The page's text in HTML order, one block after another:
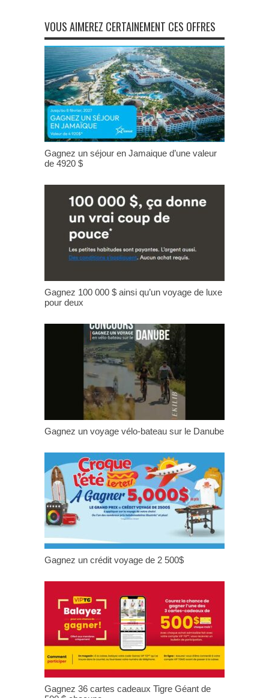
VOUS AIMEREZ CERTAINEMENT CES OFFRES
Gagnez un séjour en Jamaique d’une valeur
de 4920 $
Gagnez 100 000 $ ainsi qu’un voyage de luxe
pour deux
Gagnez un voyage vélo-bateau sur le Danube
Gagnez un crédit voyage de 2 500$
Gagnez 36 cartes cadeaux Tigre Géant de